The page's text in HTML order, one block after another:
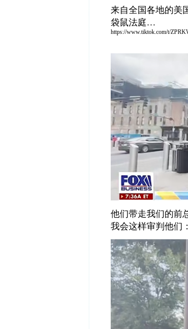
来自全国各地的美
袋鼠法庭…
https://www.tiktok.com/t/
他们带走我们的前
我会这样审判他们